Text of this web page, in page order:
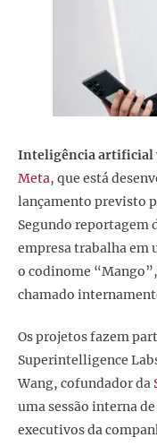
Inteligência artificial
Meta, que está
lançamento previsto
Segundo reportagem
empresa trabalha em
o codinome
chamado
Os projetos fazem
Superintelligence
Wang, cofundador da
uma sessão interna
executivos da